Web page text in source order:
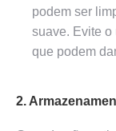
podem ser
suave. Evite
que podem
2.